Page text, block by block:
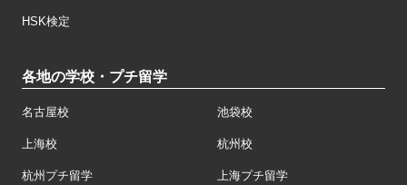
HSK検定
各地の学校・プチ留学
名古屋校 池袋校
上海校 杭州校
杭州プチ留学 上海プチ留学